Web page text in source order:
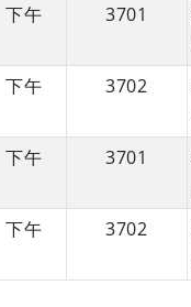
下午 3701
下午 3702
下午 3701
下午 3702